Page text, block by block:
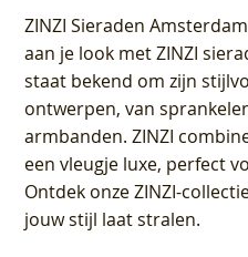
ZINZI Sieraden
aan je look met ZINZI
staat bekend om zijn
ontwerpen, van
armbanden. ZINZI
een vleugje luxe, perfect
Ontdek onze ZINZI-
jouw stijl laat stralen.